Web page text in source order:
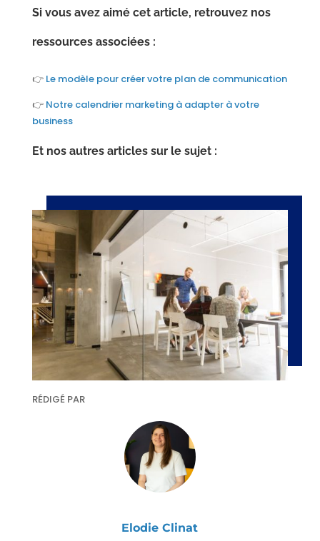
Si vous avez aimé cet article, retrouvez nos
ressources associées :
👉 Le modèle pour créer votre plan de communication
👉 Notre calendrier marketing à adapter à votre
business
Et nos autres articles sur le sujet :
RÉDIGÉ PAR
Elodie Clinat